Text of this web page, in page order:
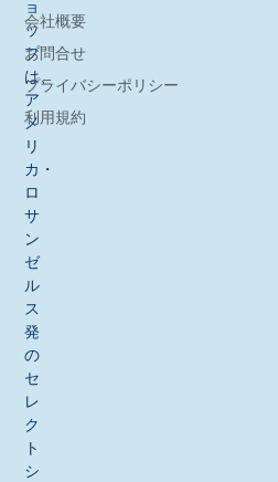
ョ
ッ
プ
は、
ア
メ
リ
カ・
ロ
サ
ン
ゼ
ル
ス
発
の
セ
レ
ク
ト
シ
会社概要
お問合せ
プライバシーポリシー
利用規約